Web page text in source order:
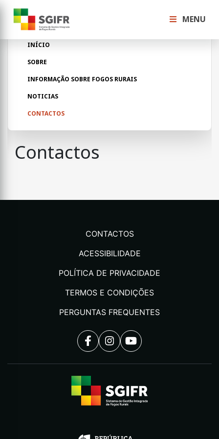
MENU
INÍCIO
SOBRE
INFORMAÇÃO SOBRE FOGOS RURAIS
NOTICIAS
CONTACTOS
Contactos
CONTACTOS
ACESSIBILIDADE
POLÍTICA DE PRIVACIDADE
TERMOS E CONDIÇÕES
PERGUNTAS FREQUENTES